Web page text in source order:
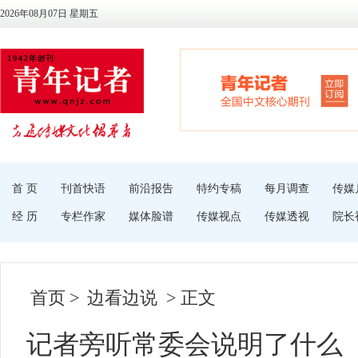
2026年08月07日 星期五
首 页 刊首快语 前沿报告 特约专稿 每月调查 传媒
经 历 专栏作家 媒体脸谱 传媒视点 传媒透视 院长
首页 > 边看边说 > 正文
记者旁听常委会说明了什么